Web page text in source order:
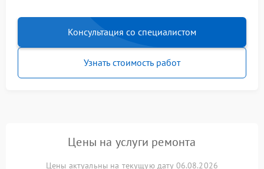
Консультация со специалистом
Узнать стоимость работ
Цены на услуги ремонта
Цены актуальны на текущую дату 06.08.2026